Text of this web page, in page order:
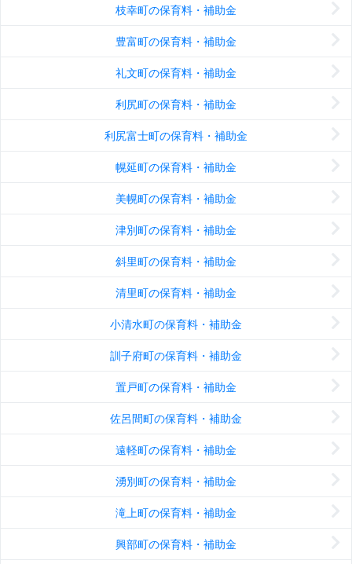
枝幸町の保育料・補助金
豊富町の保育料・補助金
礼文町の保育料・補助金
利尻町の保育料・補助金
利尻富士町の保育料・補助金
幌延町の保育料・補助金
美幌町の保育料・補助金
津別町の保育料・補助金
斜里町の保育料・補助金
清里町の保育料・補助金
小清水町の保育料・補助金
訓子府町の保育料・補助金
置戸町の保育料・補助金
佐呂間町の保育料・補助金
遠軽町の保育料・補助金
湧別町の保育料・補助金
滝上町の保育料・補助金
興部町の保育料・補助金